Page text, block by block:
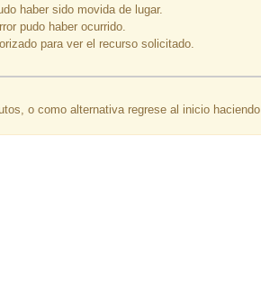
haber sido movida de lugar.
pudo haber ocurrido.
para ver el recurso solicitado.
o como alternativa regrese al inicio haciendo